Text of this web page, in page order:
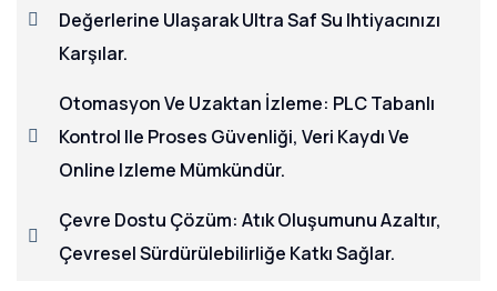
Değerlerine Ulaşarak Ultra Saf Su Ihtiyacınızı
Karşılar.
Otomasyon Ve Uzaktan İzleme: PLC Tabanlı
Kontrol Ile Proses Güvenliği, Veri Kaydı Ve
Online Izleme Mümkündür.
Çevre Dostu Çözüm: Atık Oluşumunu Azaltır,
Çevresel Sürdürülebilirliğe Katkı Sağlar.